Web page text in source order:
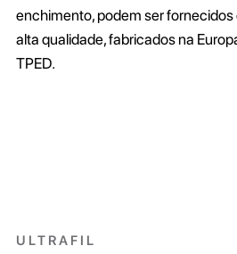
enchimento, podem ser fornecidos
alta qualidade, fabricados na
TPED.
ULTRAFIL